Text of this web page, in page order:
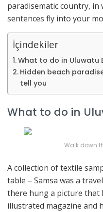
paradisematic country,
sentences fly into your
İçindekiler
What to do in Uluwatu
Hidden beach
tell you
What to do in
Walk down
A collection of textile
table – Samsa was a
there hung a picture that
illustrated magazine and